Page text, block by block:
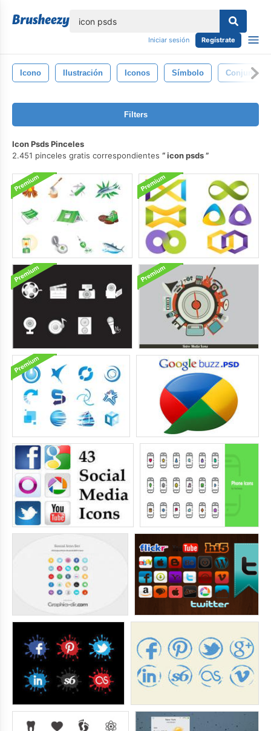
Iniciar sesión Regístrate
Icono Ilustración Iconos Símbolo Conjunto
Filters
Icon Psds Pinceles
2.451 pinceles gratis correspondientes
icon psds